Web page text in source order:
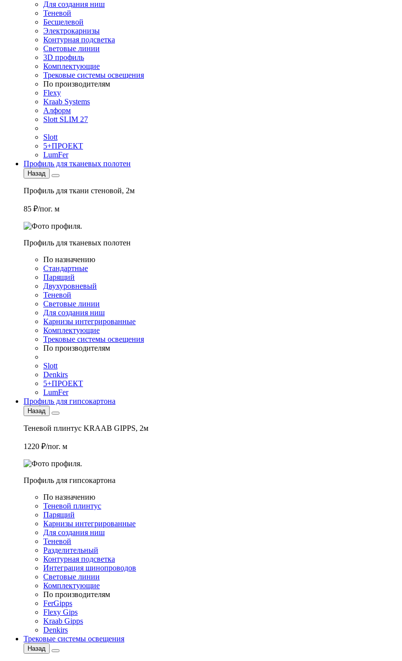
Для создания ниш
Теневой
Бесщелевой
Электрокарнизы
Контурная подсветка
Световые линии
3D профиль
Комплектующие
Трековые системы освещения
По производителям
Flexy
Kraab Systems
Алформ
Slott SLIM 27
Slott
5+ПРОЕКТ
LumFer
Профиль для тканевых полотен
Назад
Профиль для ткани стеновой, 2м
85 ₽/пог. м
Профиль для тканевых полотен
По назначению
Стандартные
Парящий
Двухуровневый
Теневой
Световые линии
Для создания ниш
Карнизы интегрированные
Комплектующие
Трековые системы освещения
По производителям
Slott
Denkirs
5+ПРОЕКТ
LumFer
Профиль для гипсокартона
Назад
Теневой плинтус KRAAB GIPPS, 2м
1220 ₽/пог. м
Профиль для гипсокартона
По назначению
Теневой плинтус
Парящий
Карнизы интегрированные
Для создания ниш
Теневой
Разделительный
Контурная подсветка
Интеграция шинопроводов
Световые линии
Комплектующие
По производителям
FerGipps
Flexy Gips
Kraab Gipps
Denkirs
Трековые системы освещения
Назад